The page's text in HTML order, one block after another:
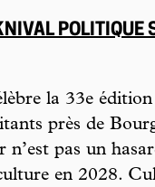
POLITIQUE
la 33e
près de
n’est pas un
en 2028.